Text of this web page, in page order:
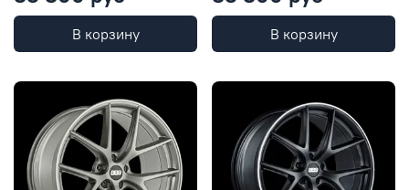
В корзину В корзину